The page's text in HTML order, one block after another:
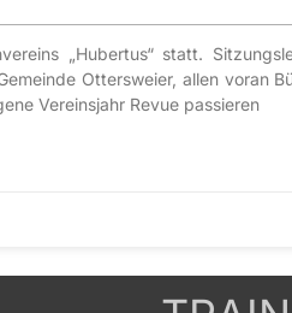
„Hubertus“ statt.
Ottersweier, allen voran
Vereinsjahr Revue passieren